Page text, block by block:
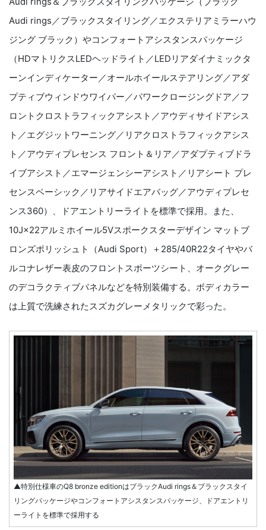
Audi rings／ブラックスタイリング／エクステリアミラーハウ
ジング ブラック）やコンフォートアシスタンスパッケージ
（HDマトリクスLEDヘッドライト／LEDリアダイナミックタ
ーンインディケーター／オールホイールステアリング／アダ
プティブウィンドウワイパー／パワークロージングドア／フ
ロントクロストラフィックアシスト／アウディサイドアシス
ト／エグジットワーニング／リアクロストラフィックアシス
ト／アウディプレセンス フロント＆リア／アダプティブドラ
イブアシスト／エマージェンシーアシスト／リアシート プレ
センスベーシック／リアサイドエアバッグ／アウディプレセ
ンス360）、ドアエントリーライトを標準で採用。また、
10J×22アルミホイール5Vスポークスターデザイン マットブ
ロンズポリッシュト（Audi Sport）＋285/40R22タイヤやバ
ルコナレザー表皮のフロントスポーツシート、オークグレー
のデコラクティブパネルなどを特別装備する。ボディカラー
は上質で洗練されたスズカグレーメタリックで彩った。
▲特別仕様車のQ8 bronze editionはブラックAudi rings＆ブラックスタイ
リングパッケージやコンフォートアシスタンスパッケージ、ドアエントリ
ーライトを標準で採用する